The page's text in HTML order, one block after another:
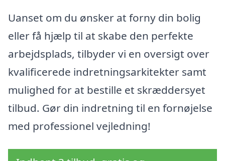
Uanset om du ønsker at forny din bolig
eller få hjælp til at skabe den perfekte
arbejdsplads, tilbyder vi en oversigt over
kvalificerede indretningsarkitekter samt
mulighed for at bestille et skræddersyet
tilbud. Gør din indretning til en fornøjelse
med professionel vejledning!